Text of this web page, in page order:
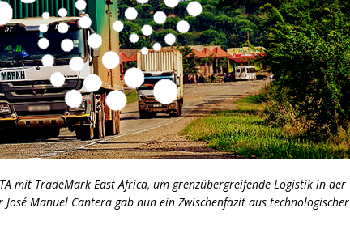
mit TradeMark East Africa, um grenzübergreifende Logistik in der
Manuel Cantera gab nun ein Zwischenfazit aus technologischer